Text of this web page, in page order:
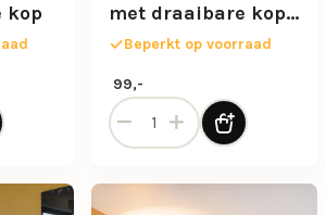
kop
met draaibare kop aantal
met draaibare kop
en
afstandsbediening
Beperkt op voorraad
99,-
Cannon wandlamp met